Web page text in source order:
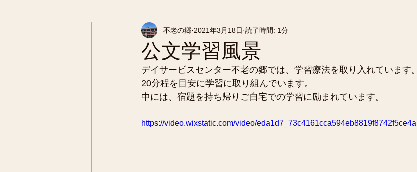
公文学習風景
不老の郷 2021年3月18日 読了時間: 1分
デイサービスセンター不老の郷では、学習療法を取り入れています。
20分程を目安に学習に取り組んでいます。
中には、宿題を持ち帰りご自宅での学習に励まれています。
https://video.wixstatic.com/video/